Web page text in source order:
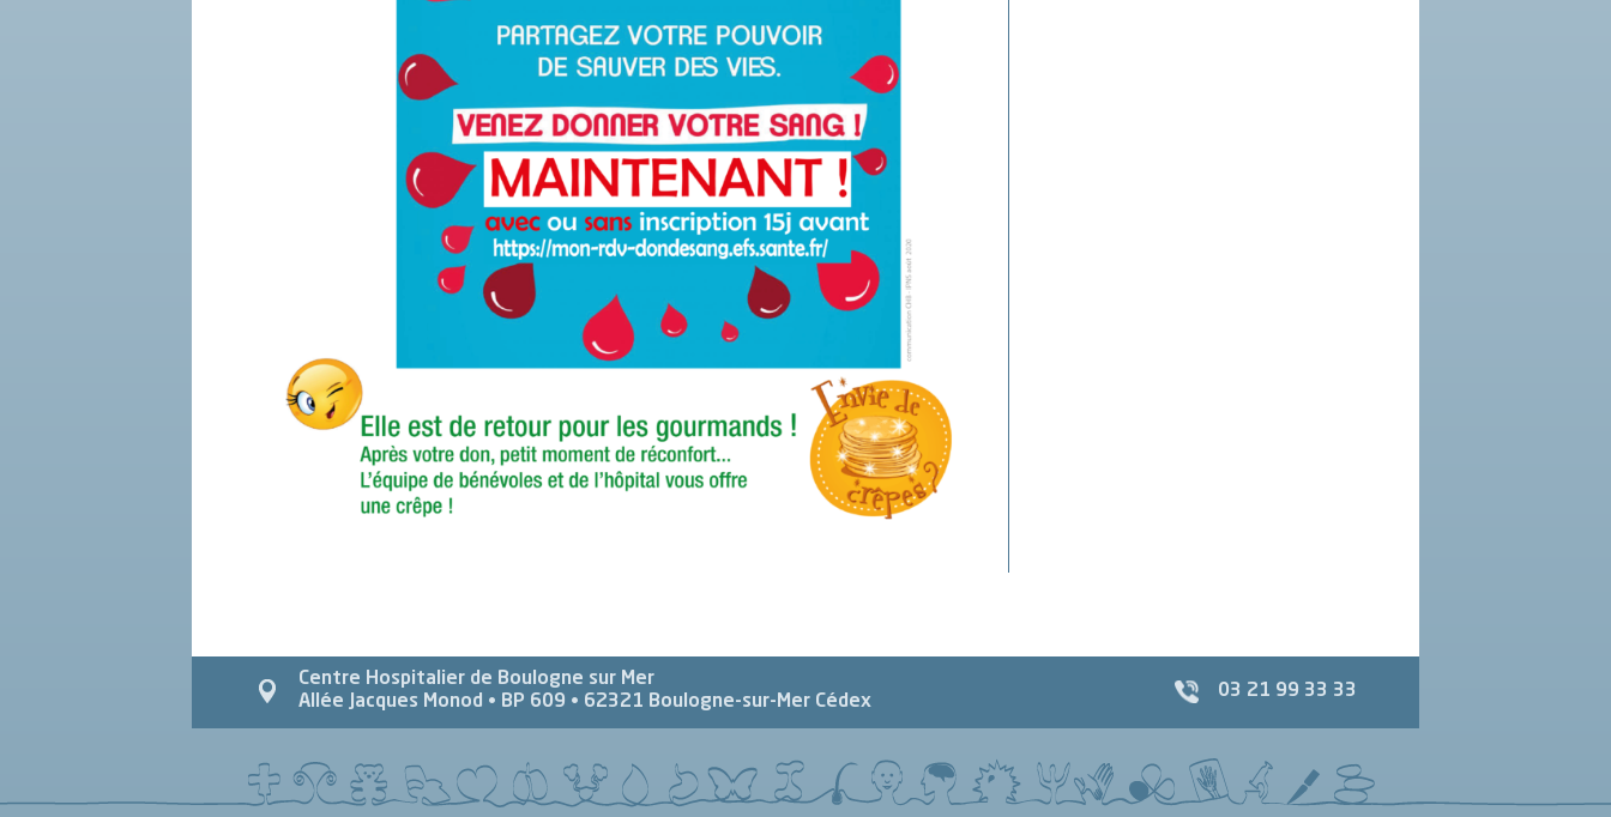
Centre Hospitalier de Boulogne sur Mer
Allée Jacques Monod • BP 609 • 62321 Boulogne-sur-Mer Cédex
03 21 99 33 33